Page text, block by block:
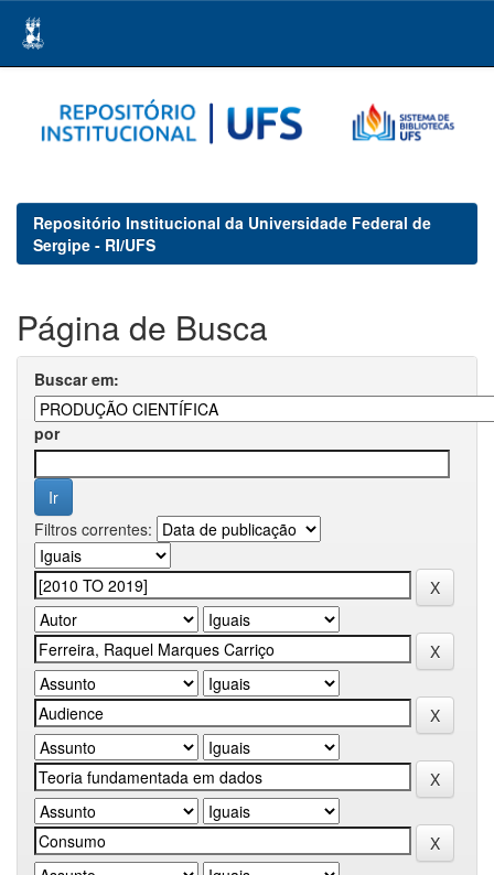
navigation
Repositório Institucional da Universidade Federal de
Sergipe - RI/UFS
Página de Busca
Buscar em:
por
Filtros correntes: